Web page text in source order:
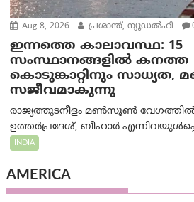
Aug 8, 2026 പ്രശാന്ത്, ന്യൂഡല്‍ഹി
ഇന്നത്തെ കാലാവസ്ഥ: 15
സംസ്ഥാനങ്ങളിൽ കനത്ത
കൊടുങ്കാറ്റിനും
സജീവമാകുന്നു
രാജ്യത്തുടനീളം മൺസൂൺ
ഉത്തർപ്രദേശ്, ബീഹാർ
INDIA
AMERICA